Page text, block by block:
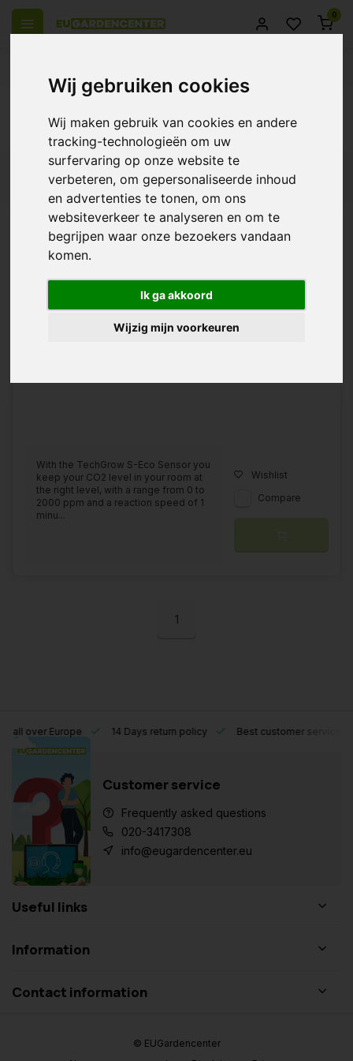
Wij gebruiken cookies
Wij maken gebruik van cookies en andere
tracking-technologieën om uw
surfervaring op onze website te
verbeteren, om gepersonaliseerde inhoud
en advertenties te tonen, om ons
websiteverkeer te analyseren en om te
begrijpen waar onze bezoekers vandaan
komen.
Ik ga akkoord
Wijzig mijn voorkeuren
0
Products tagged with S-Eco Sensor
€188,00
With the TechGrow S-Eco Sensor you
keep your CO2 level in your room at
the right level, with a range from 0 to
2000 ppm and a reaction speed of 1
minu...
Wishlist
Compare
1
Europe 14 Days return policy Best customer service
Customer service
Frequently asked questions
020-3417308
info@eugardencenter.eu
Useful links
Information
Contact information
© EUGardencenter